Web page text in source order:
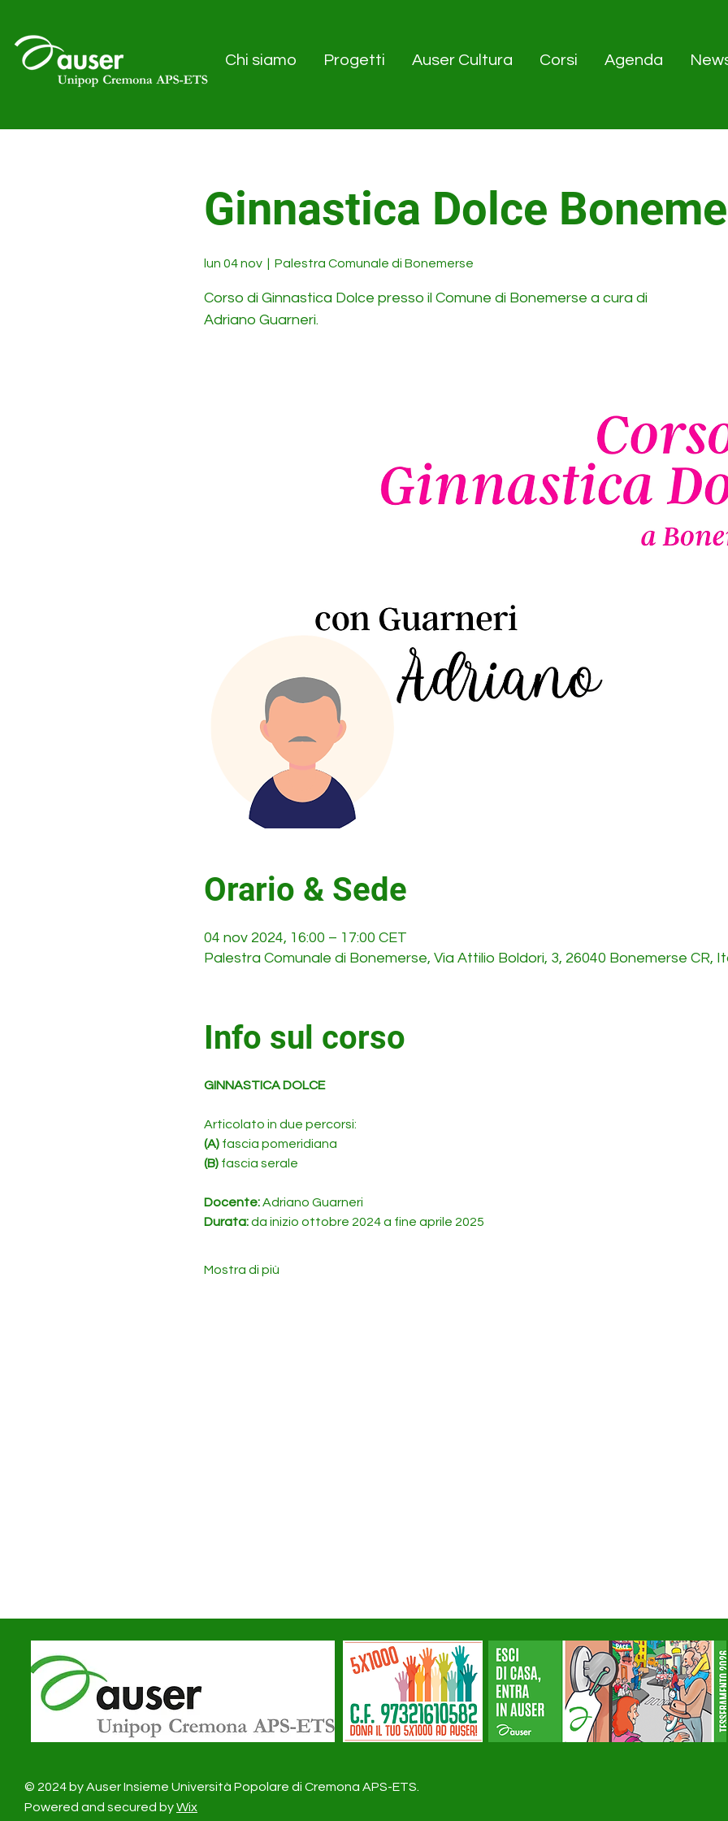
Chi siamo Progetti Auser Cultura Corsi Agenda
Ginnastica Dolce
lun 04 nov
  |
Palestra Comunale di Bonemerse
Corso di Ginnastica Dolce presso il Comune di Bonemerse a cura di
Adriano Guarneri.
Orario & Sede
04 nov 2024, 16:00 – 17:00 CET
Palestra Comunale di Bonemerse, Via Attilio Boldori, 3, 26040 Bonemerse CR,
Info sul corso
GINNASTICA DOLCE
Articolato in due percorsi:
(A) fascia pomeridiana
(B) fascia serale
Docente: Adriano Guarneri
Durata: da inizio ottobre 2024 a fine aprile 2025
Mostra di più
© 2024 by Auser Insieme Università Popolare di Cremona APS-ETS.
Powered and secured byWix